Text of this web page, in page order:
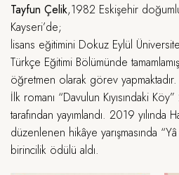
Tayfun Çelik,1982 Eskişehir
Kayseri’de;
lisans eğitimini Dokuz Eylül
Türkçe Eğitimi Bölümünde
öğretmen olarak görev
İlk romanı “Davulun Kıyısındaki
tarafından yayımlandı. 2019 yılında
düzenlenen hikâye yarışmasında
birincilik ödülü aldı.